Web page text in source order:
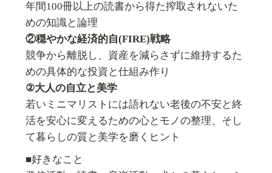
年間100冊以上の読書から得た搾取されないた
めの知識と論理
②穏やかな経済的自(FIRE)戦略
競争から離脱し、資産を減らさずに維持するた
めの具体的な投資と仕組み作り
②大人の自立と美学
若いミニマリストには語れない老後の不安と終
活を安心に変えるための心とモノの整理、そし
て暮らしの質と美学を磨くヒント
■好きなこと